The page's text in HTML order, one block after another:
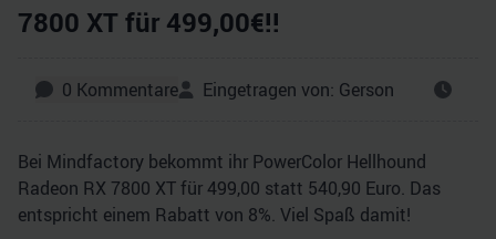
7800 XT für 499,00€!!
0 Kommentare Eingetragen von: Gerson
Bei Mindfactory bekommt ihr PowerColor Hellhound
Radeon RX 7800 XT für 499,00 statt 540,90 Euro. Das
entspricht einem Rabatt von 8%. Viel Spaß damit!